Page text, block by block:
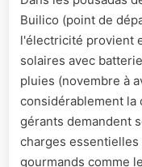
Builico (point de
l'électricité provient
solaires avec
pluies (novembre à
considérablement la
gérants demandent
charges
gourmands comme